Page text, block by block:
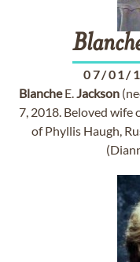
07/01/
BlancheE.Jackson
7, 2018. Beloved wife
of Phyllis Haugh,